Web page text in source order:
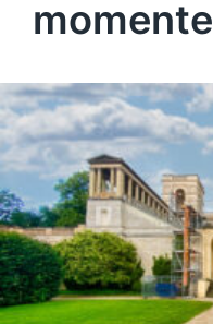
momente